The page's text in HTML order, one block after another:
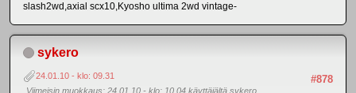
slash2wd,axial scx10,Kyosho ultima 2wd vintage-
sykero
#878
24.01.10 - klo: 09.31
Viimeisin muokkaus: 24.01.10 - klo: 10.04 käyttäjältä sykero